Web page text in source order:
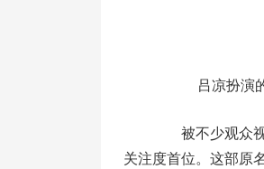
吕凉扮演的
被不少观众视
关注度首位。这部原